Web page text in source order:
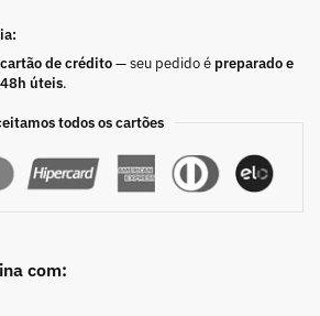
cartão de crédito— seu pedido é preparado e
úteis.
todos os cartões
com: